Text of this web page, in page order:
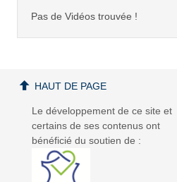
Pas de Vidéos trouvée !
Le développement de ce site et
certains de ses contenus ont
bénéficié du soutien de :
HAUT DE PAGE